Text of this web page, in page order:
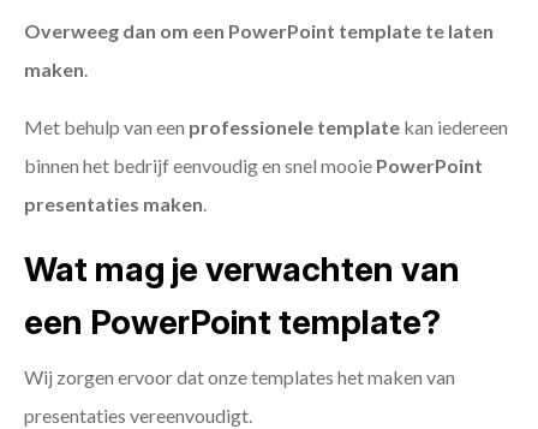
Overweeg dan om een PowerPoint template te laten
maken.
Met behulp van een professionele template kan iedereen
binnen het bedrijf eenvoudig en snel mooie PowerPoint
presentaties maken.
Wat mag je verwachten van
een PowerPoint template?
Wij zorgen ervoor dat onze templates het maken van
presentaties vereenvoudigt.